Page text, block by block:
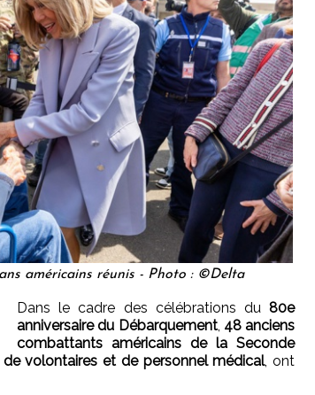
américains réunis - Photo : ©Delta
Dans le cadre des célébrations du 80e
anniversaire du Débarquement, 48 anciens
combattants américains de la Seconde
de volontaires et de personnel médical, ont